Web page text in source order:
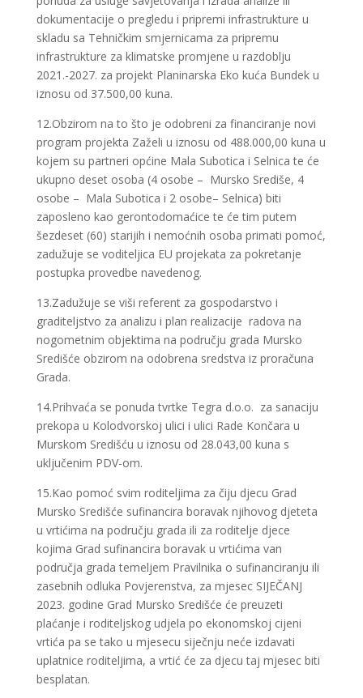
dokumentacije o pregledu i pripremi infrastrukture u
skladu sa Tehničkim smjernicama za pripremu
infrastrukture za klimatske promjene u razdoblju
2021.-2027. za projekt Planinarska Eko kuća Bundek u
iznosu od 37.500,00 kuna.
12.Obzirom na to što je odobreni za financiranje novi
program projekta Zaželi u iznosu od 488.000,00 kuna u
kojem su partneri općine Mala Subotica i Selnica te će
ukupno deset osoba (4 osobe – Mursko Središe, 4
osobe – Mala Subotica i 2 osobe– Selnica) biti
zaposleno kao gerontodomaćice te će tim putem
šezdeset (60) starijih i nemoćnih osoba primati pomoć,
zadužuje se voditeljica EU projekata za pokretanje
postupka provedbe navedenog.
13.Zadužuje se viši referent za gospodarstvo i
graditeljstvo za analizu i plan realizacije radova na
nogometnim objektima na području grada Mursko
Središće obzirom na odobrena sredstva iz proračuna
Grada.
14.Prihvaća se ponuda tvrtke Tegra d.o.o. za sanaciju
prekopa u Kolodvorskoj ulici i ulici Rade Končara u
Murskom Središću u iznosu od 28.043,00 kuna s
uključenim PDV-om.
15.Kao pomoć svim roditeljima za čiju djecu Grad
Mursko Središće sufinancira boravak njihovog djeteta
u vrtićima na području grada ili za roditelje djece
kojima Grad sufinancira boravak u vrtićima van
područja grada temeljem Pravilnika o sufinanciranju ili
zasebnih odluka Povjerenstva, za mjesec SIJEČANJ
2023. godine Grad Mursko Središće će preuzeti
plaćanje i roditeljskog udjela po ekonomskoj cijeni
vrtića pa se tako u mjesecu siječnju neće izdavati
uplatnice roditeljima, a vrtić će za djecu taj mjesec biti
besplatan.